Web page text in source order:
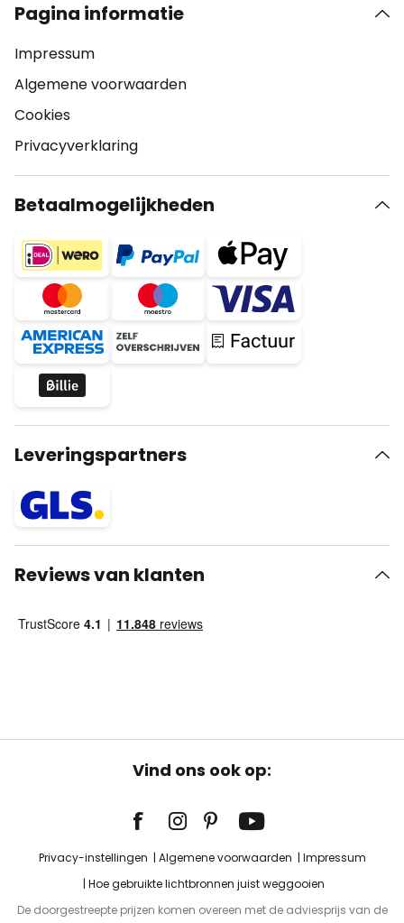
Pagina informatie
Impressum
Algemene voorwaarden
Cookies
Privacyverklaring
Betaalmogelijkheden
Leveringspartners
Reviews van klanten
Vind ons ook op:
Privacy-instellingen Algemene voorwaarden
Impressum
Hoe gebruikte lichtbronnen juist weggooien
De doorgestreepte prijzen komen overeen met de adviesprijs van de